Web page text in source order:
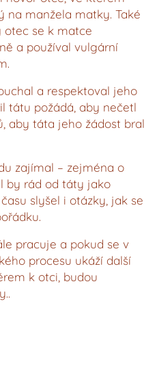
na manžela matky. Také
otec se k matce
a používal vulgární
a respektoval jeho
tátu požádá, aby nečetl
aby táta jeho žádost bral
zajímal – zejména o
by rád od táty jako
slyšel i otázky, jak se
pracuje a pokud se v
procesu ukáží další
k otci, budou